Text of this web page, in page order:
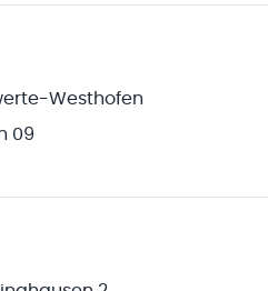
Westhofen
09